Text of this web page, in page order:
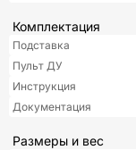
Комплектация
Подставка
Пульт ДУ
Инструкция
Документация
Размеры и вес